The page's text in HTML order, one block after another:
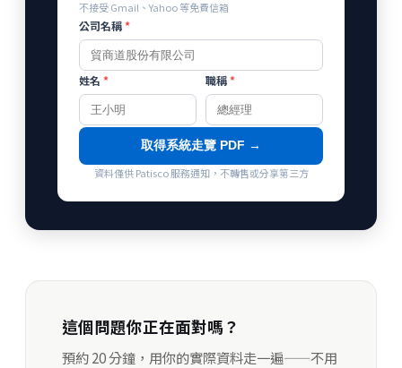
不接受 Gmail、Yahoo 等免費信箱
公司名稱*
姓名 * 職稱*
取得系統走覽 PDF →
資料僅供 Patisco 服務通知，不轉售或分享第三方
這個問題你正在面對嗎？
預約 20 分鐘，用你的實際資料走一遍——不用